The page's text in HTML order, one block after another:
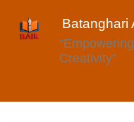
Batanghari
Creativity”